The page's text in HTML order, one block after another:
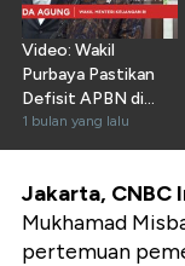
Video: Wakil
Purbaya Pastikan
Defisit APBN di
Bawah 3% di Akhir
2026
1 bulan yang lalu
Jakarta, CNBC
Mukhamad
pertemuan